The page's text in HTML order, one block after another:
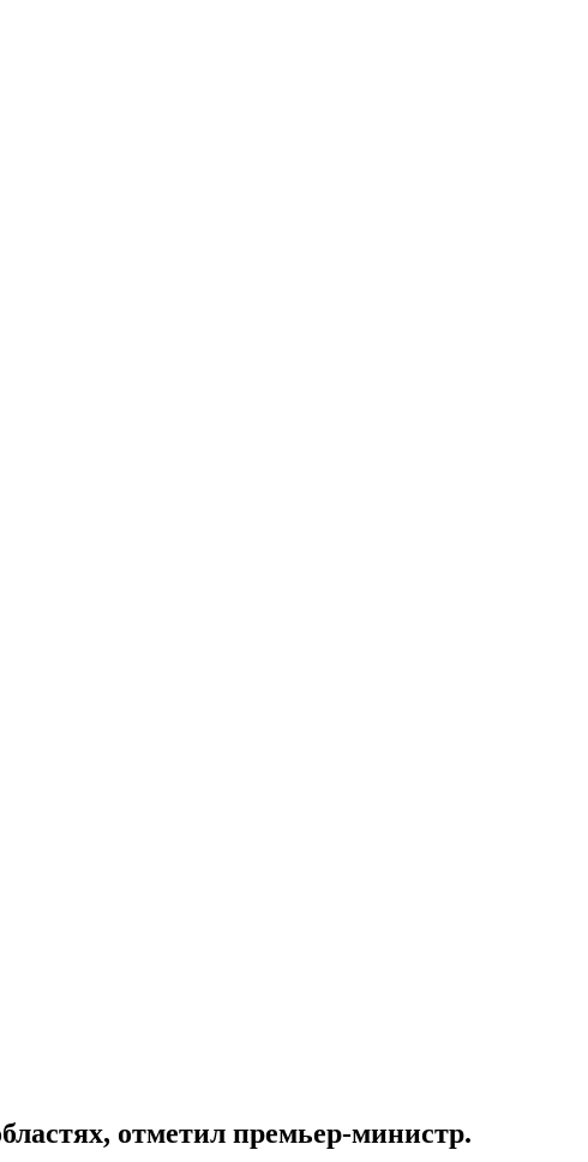
отметил премьер-министр.